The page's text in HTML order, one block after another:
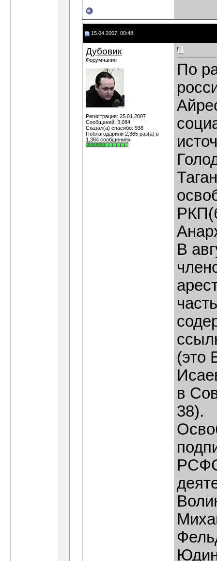
15.04.2007, 00:48
Дубовик
Форумчанин
Регистрация: 25.01.2007
Сообщений: 3,084
Сказал(а) спасибо: 938
Поблагодарили 2,365 раз(а) в
1,384 сообщениях
По
В
(это
в
38).